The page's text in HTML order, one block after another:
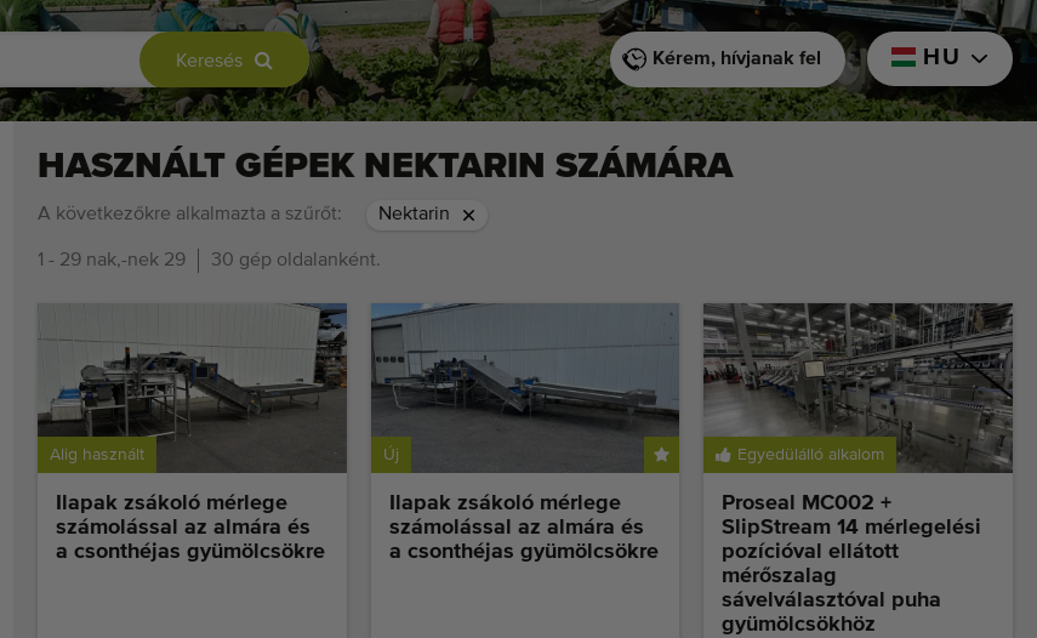
Keresés HU
Kérem, hívjanak fel
HASZNÁLT GÉPEK NEKTARIN SZÁMÁRA
A következőkre alkalmazta a szűrőt: Nektarin
1 - 29 nak,-nek 29 30 gép oldalanként.
Alig használt
Ilapak zsákoló mérlege
számolással az almára és
a csonthéjas gyümölcsökre
Új
Ilapak zsákoló mérlege
számolással az almára és
a csonthéjas gyümölcsökre
Egyedülálló alkalom
Proseal MC002 +
SlipStream 14 mérlegelési
pozícióval ellátott
mérőszalag
sávelválasztóval puha
gyümölcsökhöz